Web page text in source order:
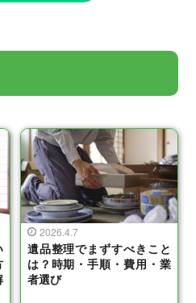
2026.4.7
遺品整理でまずすべきこと
は？時期・手順・費用・業
者選び